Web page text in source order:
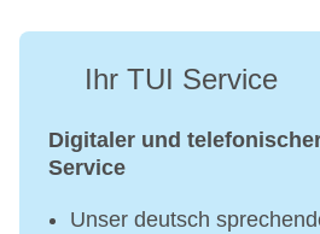
Ihr TUI Service
Digitaler und
Service
Unser deutsch